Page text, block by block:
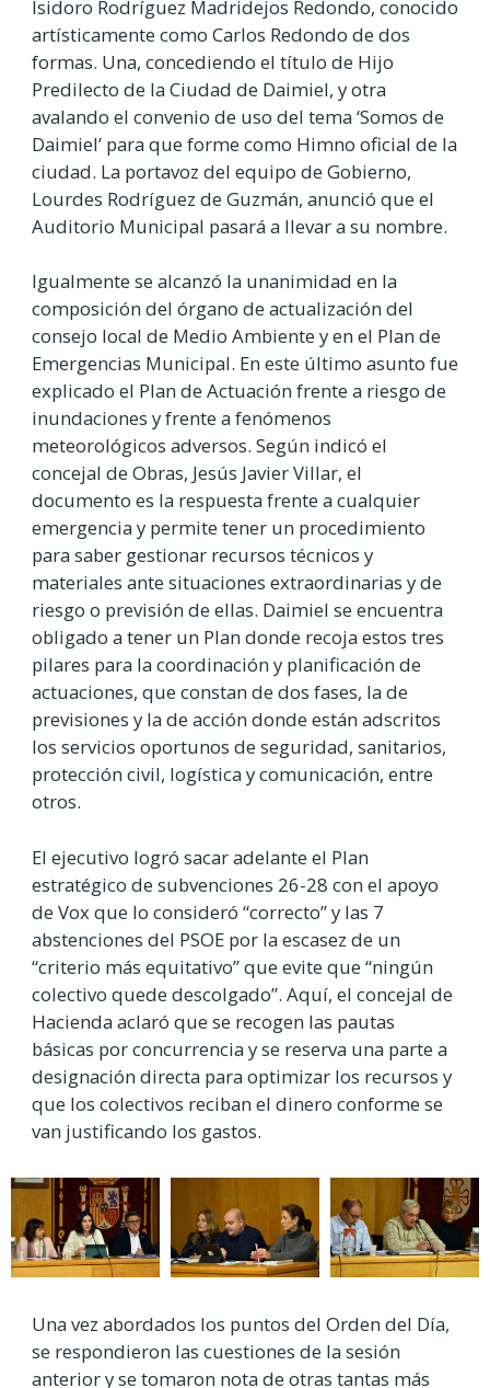
Isidoro Rodríguez Madridejos Redondo, conocido
artísticamente como Carlos Redondo de dos
formas. Una, concediendo el título de Hijo
Predilecto de la Ciudad de Daimiel, y otra
avalando el convenio de uso del tema ‘Somos de
Daimiel’ para que forme como Himno oficial de la
ciudad. La portavoz del equipo de Gobierno,
Lourdes Rodríguez de Guzmán, anunció que el
Auditorio Municipal pasará a llevar a su nombre.
Igualmente se alcanzó la unanimidad en la
composición del órgano de actualización del
consejo local de Medio Ambiente y en el Plan de
Emergencias Municipal. En este último asunto fue
explicado el Plan de Actuación frente a riesgo de
inundaciones y frente a fenómenos
meteorológicos adversos. Según indicó el
concejal de Obras, Jesús Javier Villar, el
documento es la respuesta frente a cualquier
emergencia y permite tener un procedimiento
para saber gestionar recursos técnicos y
materiales ante situaciones extraordinarias y de
riesgo o previsión de ellas. Daimiel se encuentra
obligado a tener un Plan donde recoja estos tres
pilares para la coordinación y planificación de
actuaciones, que constan de dos fases, la de
previsiones y la de acción donde están adscritos
los servicios oportunos de seguridad, sanitarios,
protección civil, logística y comunicación, entre
otros.
El ejecutivo logró sacar adelante el Plan
estratégico de subvenciones 26-28 con el apoyo
de Vox que lo consideró “correcto” y las 7
abstenciones del PSOE por la escasez de un
“criterio más equitativo” que evite que “ningún
colectivo quede descolgado”. Aquí, el concejal de
Hacienda aclaró que se recogen las pautas
básicas por concurrencia y se reserva una parte a
designación directa para optimizar los recursos y
que los colectivos reciban el dinero conforme se
van justificando los gastos.
Una vez abordados los puntos del Orden del Día,
se respondieron las cuestiones de la sesión
anterior y se tomaron nota de otras tantas más